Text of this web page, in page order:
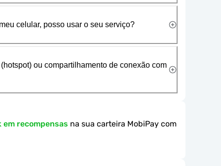
celular, posso usar o seu serviço?
ou compartilhamento de conexão com
recompensas na sua carteira MobiPay com